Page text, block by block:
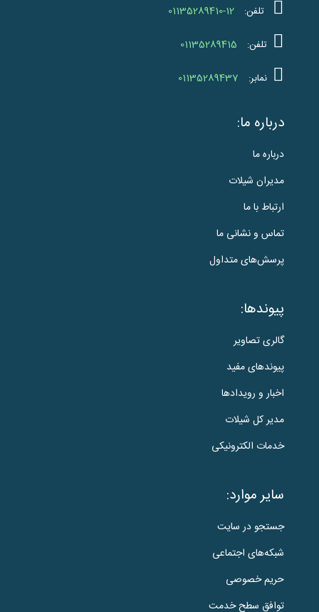
تلفن: 01135289410-12
تلفن: 01135289415
نمابر: 01135289437
درباره ما:
درباره ما
مدیران شیلات
ارتباط با ما
تماس و نشانی ما
پرسش‌های متداول
پیوندها:
گالری تصاویر
پیوندهای مفید
اخبار و رویدادها
مدیر کل شیلات
خدمات الکترونیکی
سایر موارد:
جستجو در سایت
شبکه‌های اجتماعی
حریم خصوصی
توافق سطح خدمت